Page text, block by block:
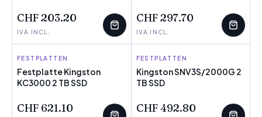
CHF 203.20
IVA INCL.
CHF 297.70
IVA INCL.
KINGSTON
FESTPLATTEN
Festplatte Kingston
KC3000 2 TB SSD
CHF 621.10
KINGSTON
FESTPLATTEN
Kingston SNV3S/2000G 2
TB SSD
CHF 492.80